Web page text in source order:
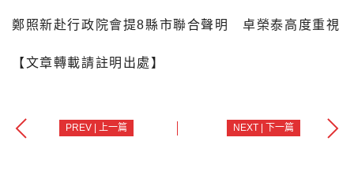
鄭照新赴行政院會提8縣市聯合聲明 卓榮泰高度重視
【文章轉載請註明出處】
PREV | 上一篇 NEXT | 下一篇